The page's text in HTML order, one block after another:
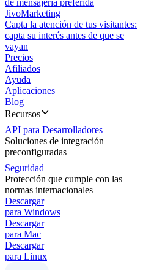
de mensajería preferida
JivoMarketing
Capta la atención de tus visitantes:
capta su interés antes de que se
vayan
Precios
Afiliados
Ayuda
Aplicaciones
Blog
Recursos
API para Desarrolladores
Soluciones de integración
preconfiguradas
Seguridad
Protección que cumple con las
normas internacionales
Descargar
para Windows
Descargar
para Mac
Descargar
para Linux